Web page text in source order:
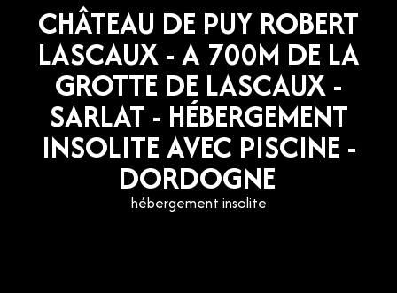
CHÂTEAU DE PUY ROBERT
LASCAUX - A 700M DE LA
GROTTE DE LASCAUX -
SARLAT - HÉBERGEMENT
INSOLITE AVEC PISCINE -
DORDOGNE
hébergement insolite